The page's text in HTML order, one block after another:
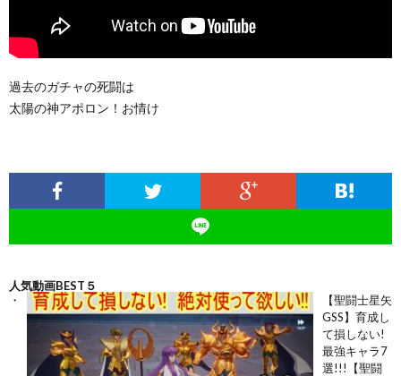
過去のガチャの死闘は
太陽の神アポロン！お情け
人気動画BEST５
【聖闘士星矢
GSS】育成し
て損しない!
最強キャラ7
選!!!【聖闘